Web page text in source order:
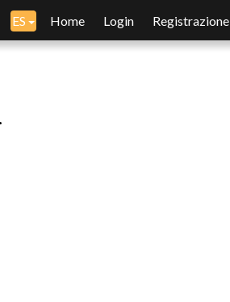
ES Home Login Registrazione